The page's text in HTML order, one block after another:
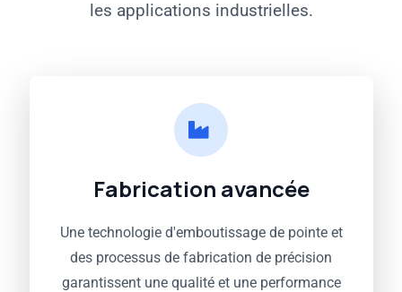
les applications industrielles.
Fabrication avancée
Une technologie d'emboutissage de pointe et
des processus de fabrication de précision
garantissent une qualité et une performance